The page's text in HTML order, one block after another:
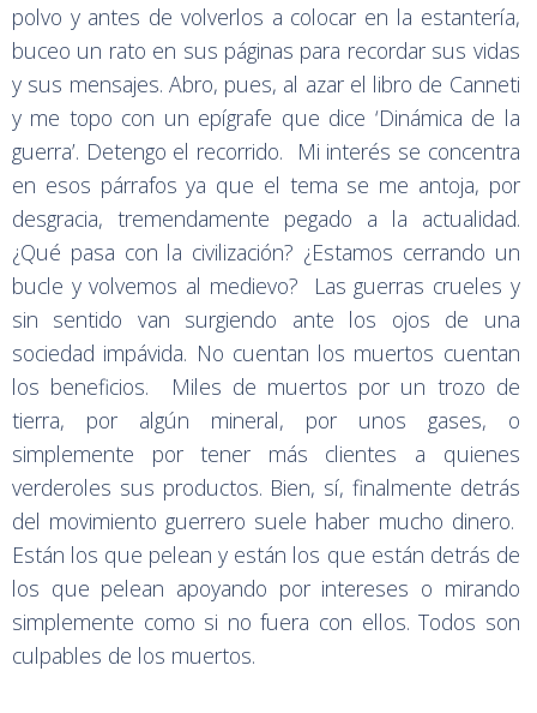
polvo y antes de volverlos a colocar en la estantería,
buceo un rato en sus páginas para recordar sus vidas
y sus mensajes. Abro, pues, al azar el libro de Canneti
y me topo con un epígrafe que dice ‘Dinámica de la
guerra’. Detengo el recorrido. Mi interés se concentra
en esos párrafos ya que el tema se me antoja, por
desgracia, tremendamente pegado a la actualidad.
¿Qué pasa con la civilización? ¿Estamos cerrando un
bucle y volvemos al medievo? Las guerras crueles y
sin sentido van surgiendo ante los ojos de una
sociedad impávida. No cuentan los muertos cuentan
los beneficios. Miles de muertos por un trozo de
tierra, por algún mineral, por unos gases, o
simplemente por tener más clientes a quienes
verderoles sus productos. Bien, sí, finalmente detrás
del movimiento guerrero suele haber mucho dinero.
Están los que pelean y están los que están detrás de
los que pelean apoyando por intereses o mirando
simplemente como si no fuera con ellos. Todos son
culpables de los muertos.